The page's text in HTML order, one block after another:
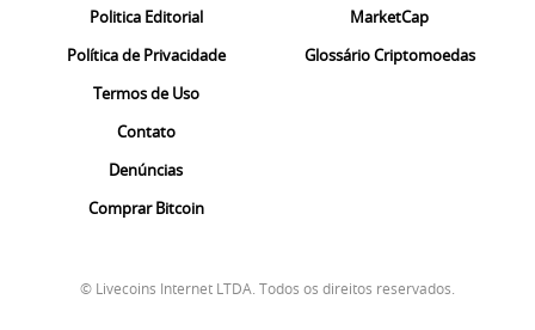
Politica Editorial
Política de Privacidade
Termos de Uso
Contato
Denúncias
Comprar Bitcoin
MarketCap
Glossário Criptomoedas
© Livecoins Internet LTDA. Todos os direitos reservados.